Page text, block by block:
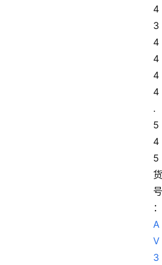
4
3
4
4
4
4
.
5
4
5
货
号
：
A
V
3